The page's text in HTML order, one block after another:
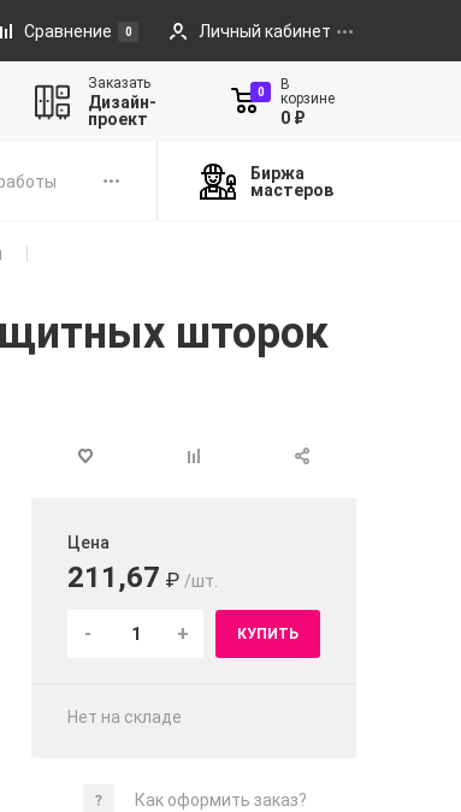
Сравнение 0 Личный кабинет
Заказать
Дизайн-
проект
0
В
корзине
0 ₽
Биржа
мастеров
шторок
Цена
211,67 ₽ /шт.
- + КУПИТЬ
Нет на складе
Как оформить заказ?